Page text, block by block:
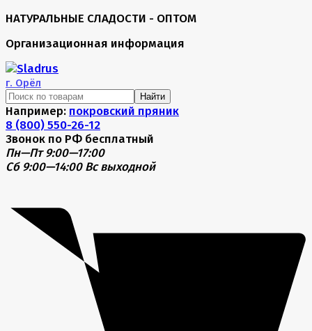
НАТУРАЛЬНЫЕ СЛАДОСТИ - ОПТОМ
Организационная информация
г. Орёл
Найти
Например: покровский пряник
8 (800) 550-26-12
Звонок по РФ бесплатный
Пн—Пт 9:00—17:00
Сб 9:00—14:00 Вс выходной